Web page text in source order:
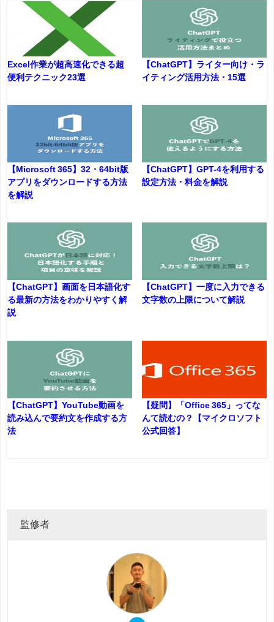
Excel作業が超高速化できる超
便利テクニック23選
【ChatGPT】ライター向け・ラ
イティング活用方法・15選
【Microsoft 365】32・64bit版
アプリをダウンロードする方法
を解説
【ChatGPT】GPT-4を利用する
設定方法・料金を解説
【ChatGPT】画面を日本語化す
る最新の方法をわかりやすく解
説
【ChatGPT】一度に入力できる
文字数の上限について解説
【ChatGPT】YouTube動画を
読み込んで要約文を作成する方
法
【疑問】「Office 365」ってな
んて読むの？【マイクロソフト
公式回答】
監修者